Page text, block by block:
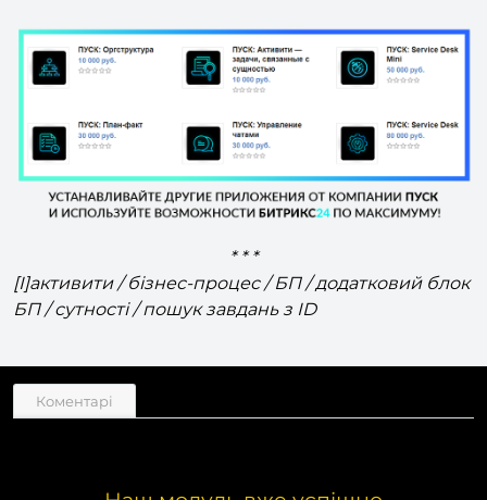
* * *
[I]активити / бізнес-процес / БП / додатковий блок